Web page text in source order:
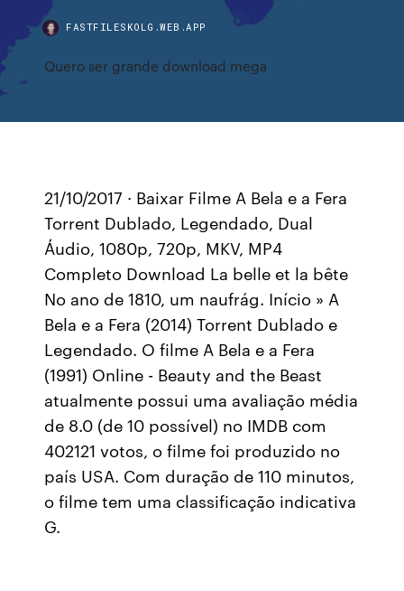
FASTFILESKOLG.WEB.APP
Quero ser grande download mega
21/10/2017 · Baixar Filme A Bela e a Fera
Torrent Dublado, Legendado, Dual
Áudio, 1080p, 720p, MKV, MP4
Completo Download La belle et la bête
No ano de 1810, um naufrág. Início » A
Bela e a Fera (2014) Torrent Dublado e
Legendado. O filme A Bela e a Fera
(1991) Online - Beauty and the Beast
atualmente possui uma avaliação média
de 8.0 (de 10 possível) no IMDB com
402121 votos, o filme foi produzido no
país USA. Com duração de 110 minutos,
o filme tem uma classificação indicativa
G.